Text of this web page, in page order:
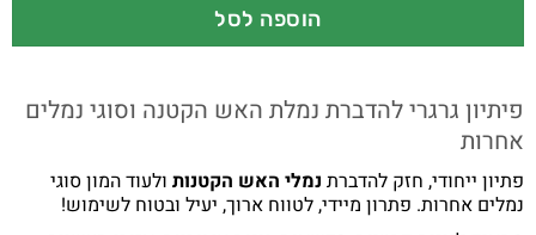
הוספה לסל
פיתיון גרגרי להדברת נמלת האש הקטנה וסוגי נמלים
אחרות
פתיון ייחודי, חזק להדברת נמלי האש הקטנות ולעוד המון סוגי
נמלים אחרות. פתרון מיידי, לטווח ארוך, יעיל ובטוח לשימוש!